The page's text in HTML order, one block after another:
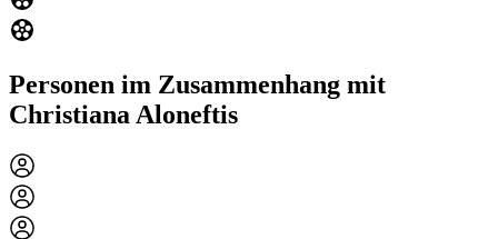
Personen im Zusammenhang mit
Christiana Aloneftis